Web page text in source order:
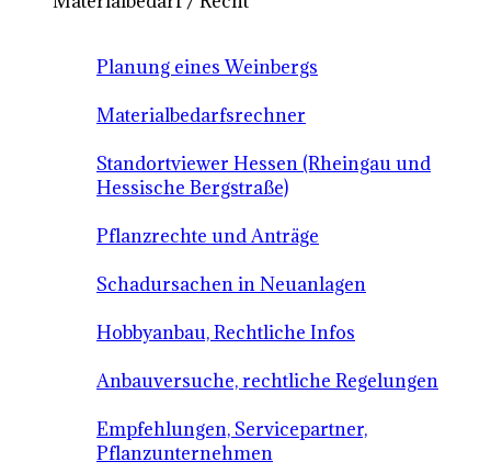
Planung eines Weinbergs
Materialbedarfsrechner
Standortviewer Hessen (Rheingau und
Hessische Bergstraße)
Pflanzrechte und Anträge
Schadursachen in Neuanlagen
Hobbyanbau, Rechtliche Infos
Anbauversuche, rechtliche Regelungen
Empfehlungen, Servicepartner,
Pflanzunternehmen